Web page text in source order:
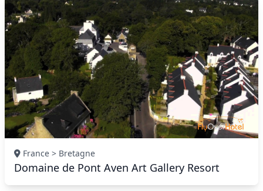
France > Bretagne
Domaine de Pont Aven Art Gallery Resort